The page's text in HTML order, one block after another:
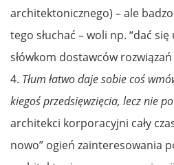
architektonicznego) – ale
tego słuchać – woli np. “dać
słówkom dostawców
4. Tłum łat­wo da­je so­bie coś
kiegoś przed­sięwzięcia, lecz nie
architekci korporacyjni cały
nowo” ogień zainteresowania